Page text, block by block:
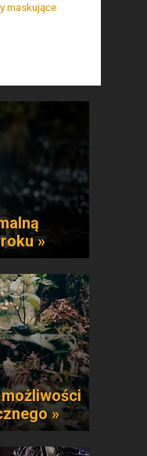
maskujące
»
»